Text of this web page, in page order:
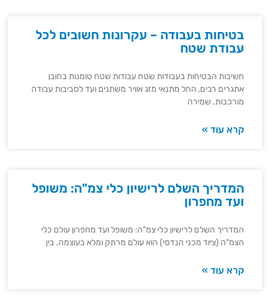
בטיחות בעבודה – עקרונות חשובים לכל
עבודת שטח
חשיבות הבטיחות בעבודות שטח עבודות שטח טומנות בחובן
אתגרים רבים, החל מתנאי מזג אוויר משתנים ועד לסביבות עבודה
מורכבות. שמירה
קרא עוד »
המדריך השלם לרישיון כלי צמ"ה: משופל
ועד מחפרון
המדריך השלם לרישיון כלי צמ"ה: משופל ועד מחפרון עולם כלי
הצמ"ה (ציוד מכני הנדסי) הוא עולם מרתק ומלא בעוצמה. בין
קרא עוד »